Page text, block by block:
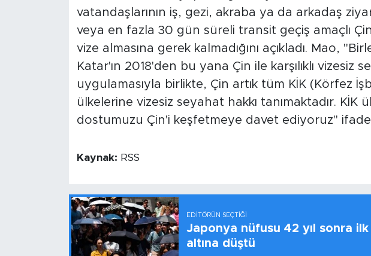
vatandaşlarının iş, gezi, akraba ya da arkadaş
veya en fazla 30 gün süreli transit geçiş amaçlı
vize almasına gerek kalmadığını açıkladı. Mao,
Katar'ın 2018'den bu yana Çin ile karşılıklı vizesiz
uygulamasıyla birlikte, Çin artık tüm KİK (Körfez
ülkelerine vizesiz seyahat hakkı tanımaktadır. KİK
dostumuzu Çin'i keşfetmeye davet ediyoruz"
Kaynak: RSS
EDITÖRÜN SEÇTIĞI
Japonya nüfusu 42 yıl sonra
altına düştü